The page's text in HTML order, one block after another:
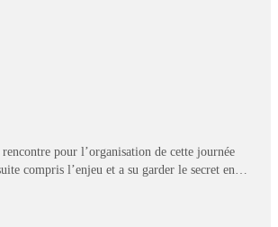
pour l’organisation de cette journée
compris l’enjeu et a su garder le secret en…